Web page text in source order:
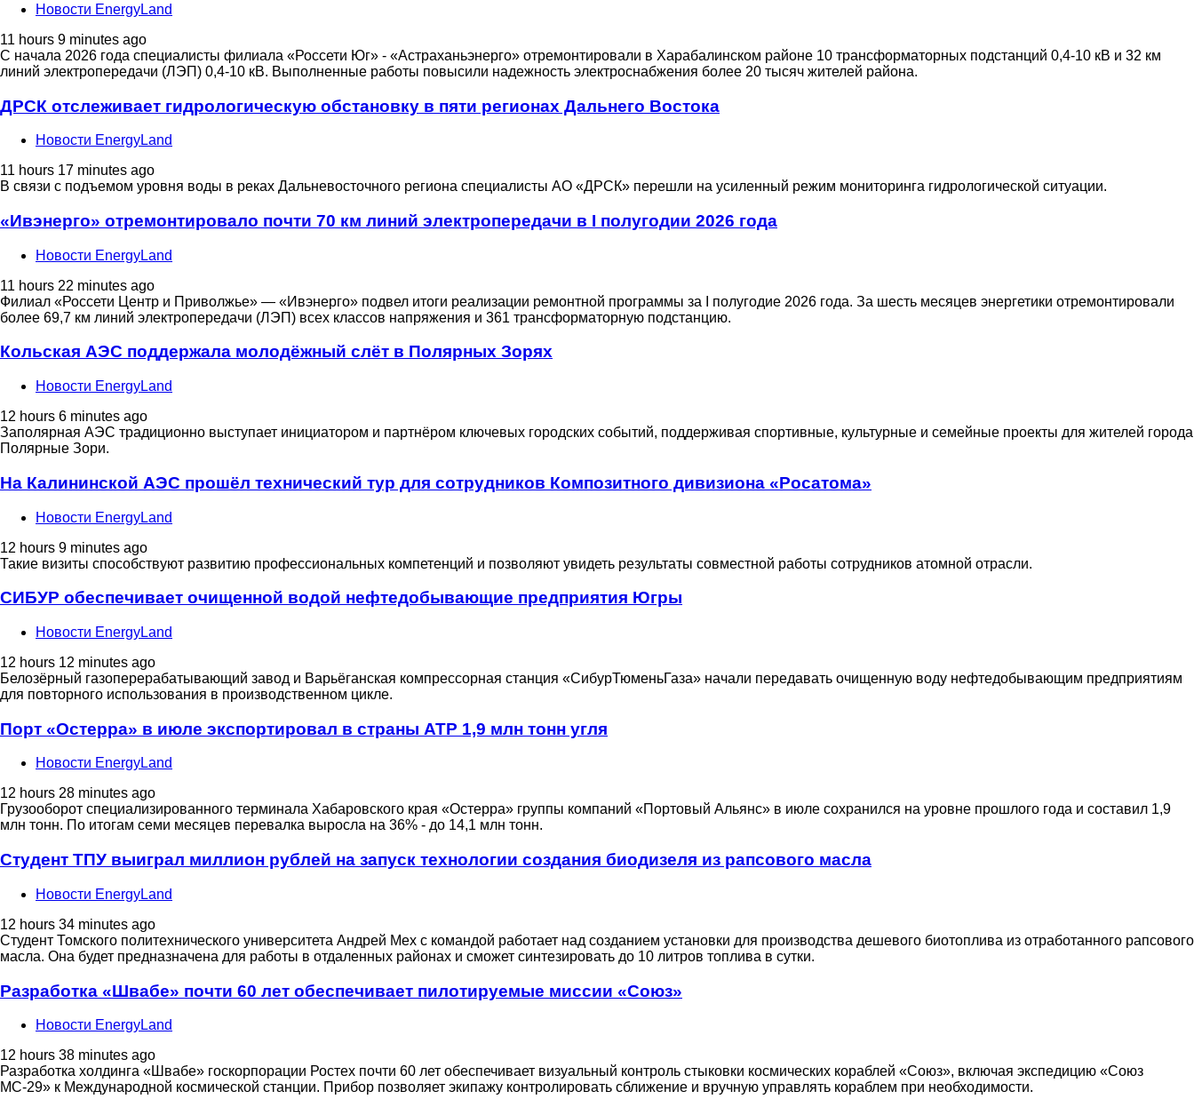
Новости EnergyLand
11 hours 9 minutes ago
С начала 2026 года специалисты филиала «Россети Юг» - «Астраханьэнерго» отремонтировали в Харабалинском районе 10 трансформаторных подстанций 0,4-10 кВ и 32 км
линий электропередачи (ЛЭП) 0,4-10 кВ. Выполненные работы повысили надежность электроснабжения более 20 тысяч жителей района.
ДРСК отслеживает гидрологическую обстановку в пяти регионах Дальнего Востока
Новости EnergyLand
11 hours 17 minutes ago
В связи с подъемом уровня воды в реках Дальневосточного региона специалисты АО «ДРСК» перешли на усиленный режим мониторинга гидрологической ситуации.
«Ивэнерго» отремонтировало почти 70 км линий электропередачи в I полугодии 2026 года
Новости EnergyLand
11 hours 22 minutes ago
Филиал «Россети Центр и Приволжье» — «Ивэнерго» подвел итоги реализации ремонтной программы за I полугодие 2026 года. За шесть месяцев энергетики отремонтировали
более 69,7 км линий электропередачи (ЛЭП) всех классов напряжения и 361 трансформаторную подстанцию.
Кольская АЭС поддержала молодёжный слёт в Полярных Зорях
Новости EnergyLand
12 hours 6 minutes ago
Заполярная АЭС традиционно выступает инициатором и партнёром ключевых городских событий, поддерживая спортивные, культурные и семейные проекты для жителей города
Полярные Зори.
На Калининской АЭС прошёл технический тур для сотрудников Композитного дивизиона «Росатома»
Новости EnergyLand
12 hours 9 minutes ago
Такие визиты способствуют развитию профессиональных компетенций и позволяют увидеть результаты совместной работы сотрудников атомной отрасли.
СИБУР обеспечивает очищенной водой нефтедобывающие предприятия Югры
Новости EnergyLand
12 hours 12 minutes ago
Белозёрный газоперерабатывающий завод и Варьёганская компрессорная станция «СибурТюменьГаза» начали передавать очищенную воду нефтедобывающим предприятиям
для повторного использования в производственном цикле.
Порт «Остерра» в июле экспортировал в страны АТР 1,9 млн тонн угля
Новости EnergyLand
12 hours 28 minutes ago
Грузооборот специализированного терминала Хабаровского края «Остерра» группы компаний «Портовый Альянс» в июле сохранился на уровне прошлого года и составил 1,9
млн тонн. По итогам семи месяцев перевалка выросла на 36% - до 14,1 млн тонн.
Студент ТПУ выиграл миллион рублей на запуск технологии создания биодизеля из рапсового масла
Новости EnergyLand
12 hours 34 minutes ago
Студент Томского политехнического университета Андрей Мех с командой работает над созданием установки для производства дешевого биотоплива из отработанного рапсового
масла. Она будет предназначена для работы в отдаленных районах и сможет синтезировать до 10 литров топлива в сутки.
Разработка «Швабе» почти 60 лет обеспечивает пилотируемые миссии «Союз»
Новости EnergyLand
12 hours 38 minutes ago
Разработка холдинга «Швабе» госкорпорации Ростех почти 60 лет обеспечивает визуальный контроль стыковки космических кораблей «Союз», включая экспедицию «Союз
МС-29» к Международной космической станции. Прибор позволяет экипажу контролировать сближение и вручную управлять кораблем при необходимости.